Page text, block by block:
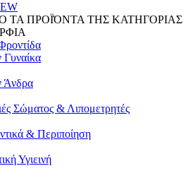
ΤΑ ΠΡΟΪΌΝΤΑ ΤΗΣ ΚΑΤΗΓΟΡΙΑΣ
Γυναίκα
Άνδρα
Σώματος & Λιπομετρητές
& Περιποίηση
Υγιεινή